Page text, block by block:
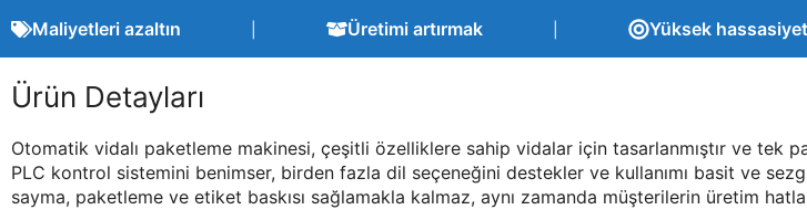
Maliyetleri azaltın Üretimi artırmak Yüksek hassasiyet
Ürün Detayları
Otomatik vidalı paketleme makinesi, çeşitli özelliklere sahip vidalar için tasarlanmıştır ve tek
PLC kontrol sistemini benimser, birden fazla dil seçeneğini destekler ve kullanımı basit ve
sayma, paketleme ve etiket baskısı sağlamakla kalmaz, aynı zamanda müşterilerin üretim